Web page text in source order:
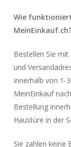
Wie
Bestellen Sie mit
und
innerhalb von 1-
MeinEinkauf
Bestellung
Haustüre in der
Sie zahlen keine